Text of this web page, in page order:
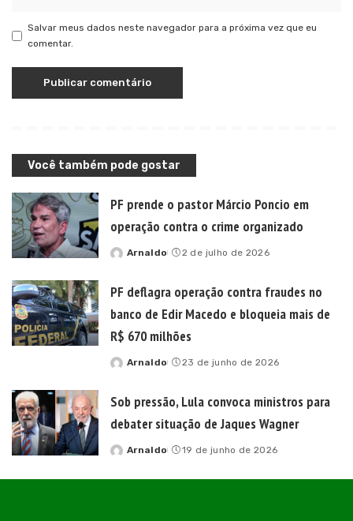
Salvar meus dados neste navegador para a próxima vez que eu
comentar.
Você também pode gostar
PF prende o pastor Márcio Poncio em
operação contra o crime organizado
Posted
Arnaldo 2 de julho de 2026
PF deflagra operação contra fraudes no
banco de Edir Macedo e bloqueia mais de
R$ 670 milhões
Posted
Arnaldo 23 de junho de 2026
Sob pressão, Lula convoca ministros para
debater situação de Jaques Wagner
Posted
Arnaldo 19 de junho de 2026